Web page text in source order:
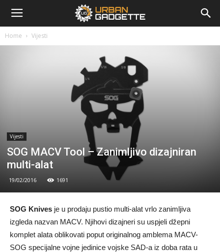
urbangadgette.com
Home Vijesti
Vijesti
SOG MACV Tool – Zanimljivo dizajniran
multi-alat
19/02/2016 1691
SOG Knives je u prodaju pustio multi-alat vrlo zanimljiva
izgleda nazvan MACV. Njihovi dizajneri su uspjeli džepni
komplet alata oblikovati poput originalnog amblema MACV-
SOG specijalne vojne jedinice vojske SAD-a iz doba rata u